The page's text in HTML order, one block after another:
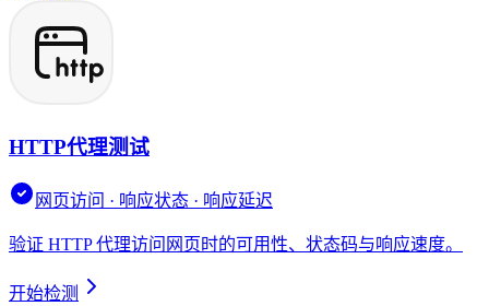
HTTP代理测试
网页访问 · 响应状态 · 响应延迟
验证 HTTP 代理访问网页时的可用性、状态码与响应速度。
开始检测